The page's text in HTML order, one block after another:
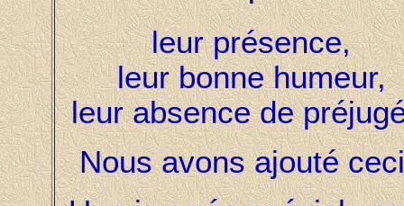
leur présence,
leur bonne humeur,
leur absence de
Nous avons ajouté